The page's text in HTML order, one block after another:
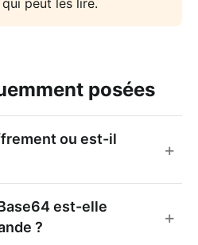
peut les lire.
posées
ou est-il
est-elle
?